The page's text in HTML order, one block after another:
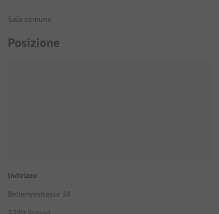
Sala comune
Posizione
Indirizzo
Bellerivestrasse 38